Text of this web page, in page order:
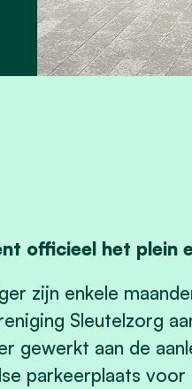
officieel het plein
zijn enkele
Sleutelzorg
gewerkt aan de
parkeerplaats voor